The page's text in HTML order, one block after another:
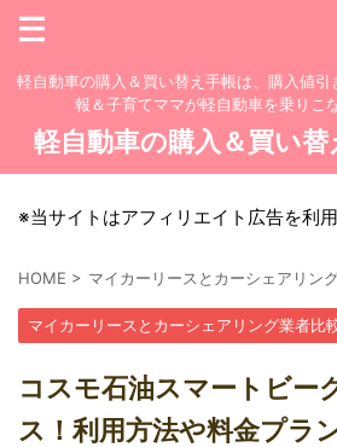
軽自動車の購入＆買い替え手帳は、購入値
報＆子育てママが軽自動車を乗りこ
軽自動車の購入＆買い
※当サイトはアフィリエイト広告を利用
HOME > マイカーリースとカーシェアリン
マイカーリースとカーシェアリング業者比
コスモ石油スマートビー
ス！利用方法や料金プラ